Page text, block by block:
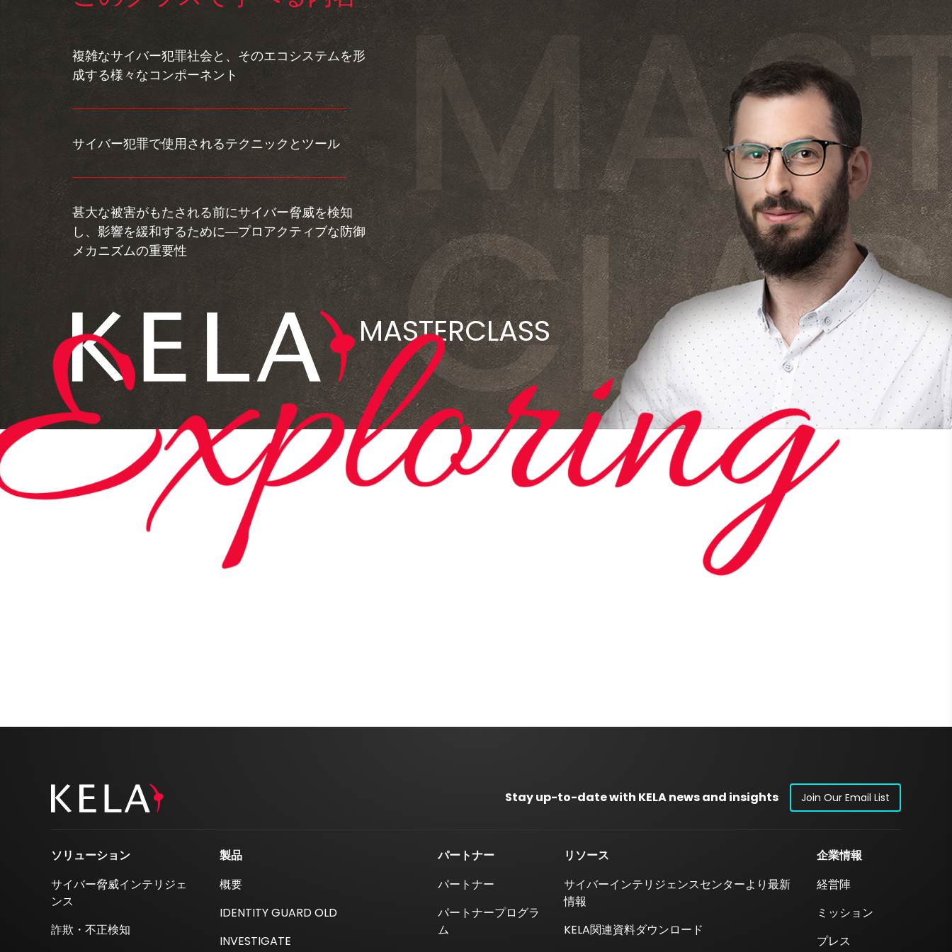
複雑なサイバー犯罪社会と、そのエコシステムを形
成する様々なコンポーネント
サイバー犯罪で使用されるテクニックとツール
甚大な被害がもたされる前にサイバー脅威を検知
し、影響を緩和するために―プロアクティブな防御
メカニズムの重要性
MASTERCLASS
Stay up-to-date with KELA news and insights Join Our Email List
ソリューション
サイバー脅威インテリジェ
ンス
詐欺・不正検知
製品
概要
IDENTITY GUARD OLD
INVESTIGATE
パートナー
パートナー
パートナープログラ
ム
リソース
サイバーインテリジェンスセンターより最新
情報
KELA関連資料ダウンロード
企業情報
経営陣
ミッション
プレス